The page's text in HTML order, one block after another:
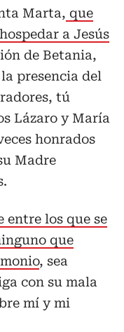
Marta, que
a Jesús
de Betania,
presencia del
tú
Lázaro y María
honrados
Madre
entre los que se
que
, sea
con su mala
mí y mi